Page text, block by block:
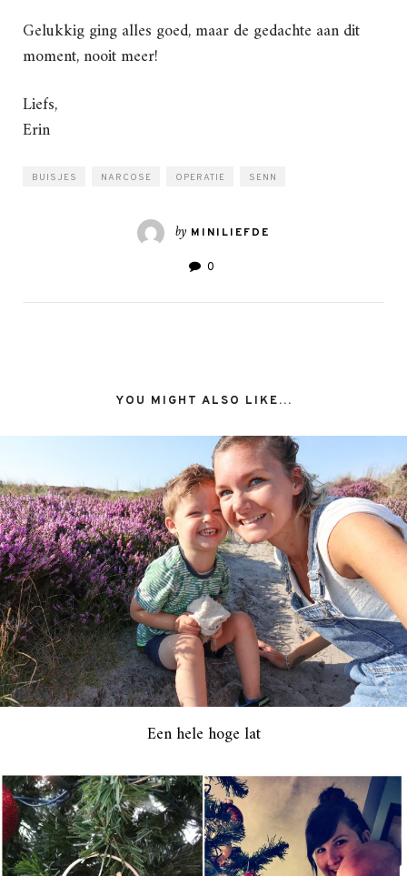
Gelukkig ging alles goed, maar de gedachte aan dit
moment, nooit meer!
Liefs,
Erin
BUISJES NARCOSE OPERATIE SENN
by MINILIEFDE
0
YOU MIGHT ALSO LIKE...
Een hele hoge lat